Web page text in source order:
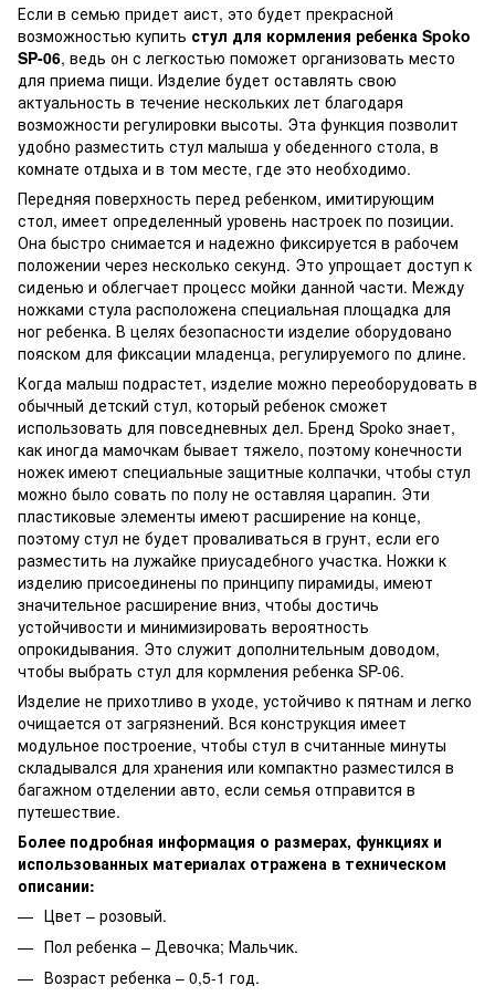
Если в семью придет аист, это будет прекрасной
возможностью купить стул для кормления ребенка Spoko
SP-06, ведь он с легкостью поможет организовать место
для приема пищи. Изделие будет оставлять свою
актуальность в течение нескольких лет благодаря
возможности регулировки высоты. Эта функция позволит
удобно разместить стул малыша у обеденного стола, в
комнате отдыха и в том месте, где это необходимо.
Передняя поверхность перед ребенком, имитирующим
стол, имеет определенный уровень настроек по позиции.
Она быстро снимается и надежно фиксируется в рабочем
положении через несколько секунд. Это упрощает доступ к
сиденью и облегчает процесс мойки данной части. Между
ножками стула расположена специальная площадка для
ног ребенка. В целях безопасности изделие оборудовано
пояском для фиксации младенца, регулируемого по длине.
Когда малыш подрастет, изделие можно переоборудовать в
обычный детский стул, который ребенок сможет
использовать для повседневных дел. Бренд Spoko знает,
как иногда мамочкам бывает тяжело, поэтому конечности
ножек имеют специальные защитные колпачки, чтобы стул
можно было совать по полу не оставляя царапин. Эти
пластиковые элементы имеют расширение на конце,
поэтому стул не будет проваливаться в грунт, если его
разместить на лужайке приусадебного участка. Ножки к
изделию присоединены по принципу пирамиды, имеют
значительное расширение вниз, чтобы достичь
устойчивости и минимизировать вероятность
опрокидывания. Это служит дополнительным доводом,
чтобы выбрать стул для кормления ребенка SP-06.
Изделие не прихотливо в уходе, устойчиво к пятнам и легко
очищается от загрязнений. Вся конструкция имеет
модульное построение, чтобы стул в считанные минуты
складывался для хранения или компактно разместился в
багажном отделении авто, если семья отправится в
путешествие.
Более подробная информация о размерах, функциях и
использованных материалах отражена в техническом
описании:
Цвет – розовый.
Пол ребенка – Девочка; Мальчик.
Возраст ребенка – 0,5-1 год.